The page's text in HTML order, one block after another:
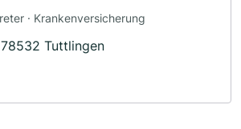
· Krankenversicherung
Tuttlingen